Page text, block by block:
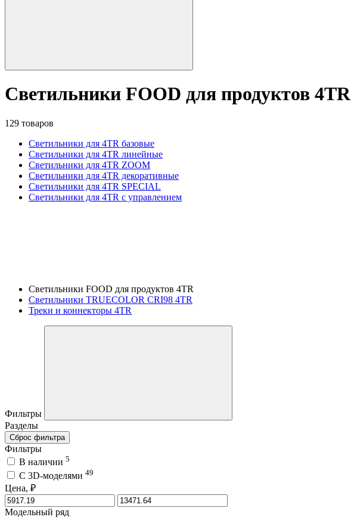
Светильники FOOD для продуктов 4TR
129 товаров
Светильники для 4TR базовые
Светильники для 4TR линейные
Светильники для 4TR ZOOM
Светильники для 4TR декоративные
Светильники для 4TR SPECIAL
Светильники для 4TR с управлением
Светильники FOOD для продуктов 4TR
Светильники TRUECOLOR CRI98 4TR
Треки и коннекторы 4TR
Фильтры
Разделы
Сброс фильтра
Фильтры
В наличии 5
C 3D-моделями 49
Цена, ₽
Модельный ряд